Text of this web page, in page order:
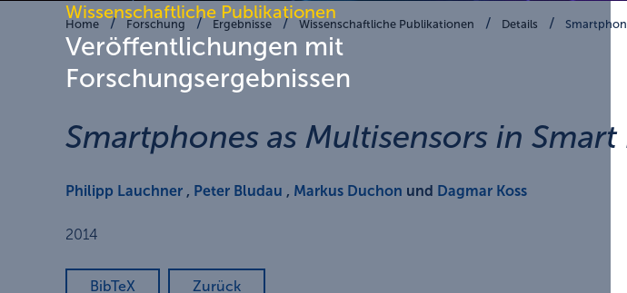
Wissenschaftliche Publikationen
Veröffentlichungen mit
Forschungsergebnissen
Home Forschung Ergebnisse Wissenschaftliche Publikationen Details
Smartphones as Multisensors in
Philipp Lauchner , Peter Bludau , Markus Duchon und Dagmar Koss
2014
BibTeX Zurück